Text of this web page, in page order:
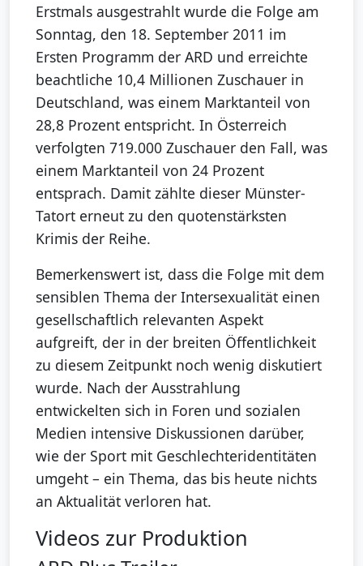
Erstmals ausgestrahlt wurde die Folge am
Sonntag, den 18. September 2011 im
Ersten Programm der ARD und erreichte
beachtliche 10,4 Millionen Zuschauer in
Deutschland, was einem Marktanteil von
28,8 Prozent entspricht. In Österreich
verfolgten 719.000 Zuschauer den Fall, was
einem Marktanteil von 24 Prozent
entsprach. Damit zählte dieser Münster-
Tatort erneut zu den quotenstärksten
Krimis der Reihe.
Bemerkenswert ist, dass die Folge mit dem
sensiblen Thema der Intersexualität einen
gesellschaftlich relevanten Aspekt
aufgreift, der in der breiten Öffentlichkeit
zu diesem Zeitpunkt noch wenig diskutiert
wurde. Nach der Ausstrahlung
entwickelten sich in Foren und sozialen
Medien intensive Diskussionen darüber,
wie der Sport mit Geschlechteridentitäten
umgeht – ein Thema, das bis heute nichts
an Aktualität verloren hat.
Videos zur Produktion